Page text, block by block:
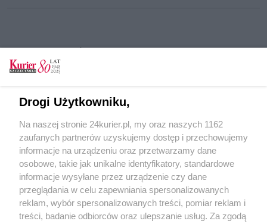
Staw uporządkowany, a przystanek w śmieciach
W Policach ruszają konsultacje społeczne. W
sprawie opłat za śmieci
Szykują się podwyżki cen za śmieci w
Świnoujściu
POGODA
26℃
Drogi Użytkowniku,
Na naszej stronie 24kurier.pl, my oraz naszych 1162
zaufanych partnerów uzyskujemy dostęp i przechowujemy
informacje na urządzeniu oraz przetwarzamy dane
osobowe, takie jak unikalne identyfikatory, standardowe
informacje wysyłane przez urządzenie czy dane
przeglądania w celu zapewniania spersonalizowanych
reklam, wybór spersonalizowanych treści, pomiar reklam i
treści, badanie odbiorców oraz ulepszanie usług. Za zgodą